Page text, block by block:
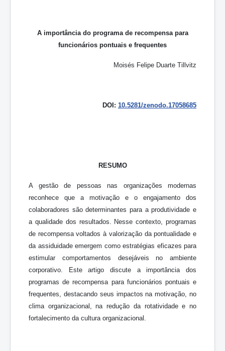
A importância do programa de recompensa para
funcionários pontuais e frequentes
Moisés Felipe Duarte Tillvitz
DOI: 10.5281/zenodo.17058685
RESUMO
A gestão de pessoas nas organizações modernas
reconhece que a motivação e o engajamento dos
colaboradores são determinantes para a produtividade e
a qualidade dos resultados. Nesse contexto, programas
de recompensa voltados à valorização da pontualidade e
da assiduidade emergem como estratégias eficazes para
estimular comportamentos desejáveis no ambiente
corporativo. Este artigo discute a importância dos
programas de recompensa para funcionários pontuais e
frequentes, destacando seus impactos na motivação, no
clima organizacional, na redução da rotatividade e no
fortalecimento da cultura organizacional.